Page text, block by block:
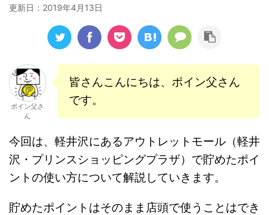
更新日： 2019年4月13日
ポイン父さ
ん
皆さんこんにちは、ポイン父さん
です。
今回は、軽井沢にあるアウトレットモール（軽井
沢・プリンスショッピングプラザ）で貯めたポイ
ントの使い方について解説していきます。
貯めたポイントはそのまま店頭で使うことはでき